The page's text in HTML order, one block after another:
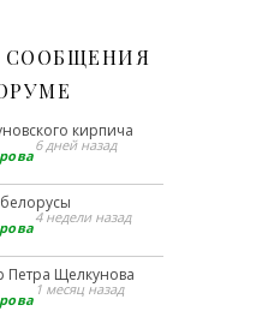
СООБЩЕНИЯ
кирпича
6 дней назад
4 недели назад
Петра Щелкунова
1 месяц назад